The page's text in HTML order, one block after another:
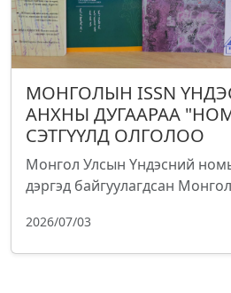
МОНГОЛЫН ISSN
АНХНЫ ДУГААРАА
СЭТГҮҮЛД ОЛГОЛОО
Монгол Улсын Үндэсний
дэргэд байгуулагдсан
2026/07/03